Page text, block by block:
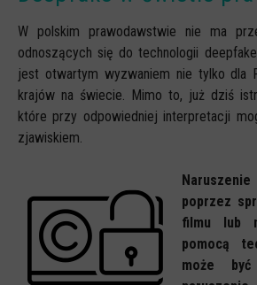
W polskim prawodawstwie nie ma
odnoszących się do technologii
jest otwartym wyzwaniem nie tylko dla
krajów na świecie. Mimo to, już dziś
które przy odpowiedniej interpretacji
zjawiskiem.
poprzez
filmu lub
pomocą
może